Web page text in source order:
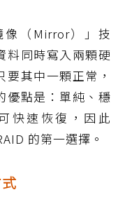
像（Mirror）」技
料同時寫入兩顆硬
其中一顆正常，
優點是：單純、穩
快速恢復，因此
的第一選擇。